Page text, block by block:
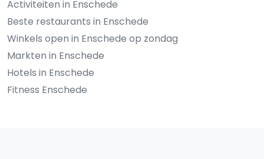
Activiteiten in Enschede
Beste restaurants in Enschede
Winkels open in Enschede op zondag
Markten in Enschede
Hotels in Enschede
Fitness Enschede